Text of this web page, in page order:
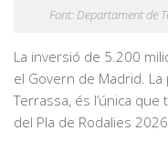
Font: Departament de
La inversió de 5.200
el Govern de Madrid.
Terrassa, és l’única
del Pla de Rodalies